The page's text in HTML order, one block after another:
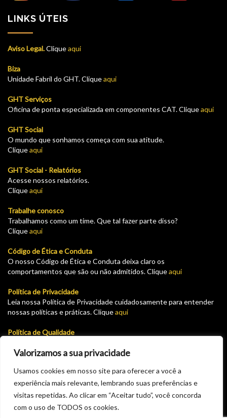
Valorizamos a sua privacidade
Usamos cookies em nosso site para oferecer a você a
experiência mais relevante, lembrando suas preferências e
visitas repetidas. Ao clicar em “Aceitar tudo”, você concorda
com o uso de TODOS os cookies.
LINKS ÚTEIS
Aviso Legal.Cliqueaqui
Biza
Unidade Fabril do GHT. Cliqueaqui
GHT Serviços
Oficina de ponta especializada em componentes CAT. Cliqueaqui
GHT Social
O mundo que sonhamos começa com sua atitude.
Cliqueaqui
GHT Social - Relatórios
Acesse nossos relatórios.
Cliqueaqui
Trabalhe conosco
Trabalhamos como um time. Que tal fazer parte disso?
Cliqueaqui
Código de Ética e Conduta
O nosso Código de Ética e Conduta deixa claro os
comportamentos que são ou não admitidos. Cliqueaqui
Política de Privacidade
Leia nossa Política de Privacidade cuidadosamente para entender
nossas políticas e práticas. Cliqueaqui
Política de Qualidade
entender nossas políticas e práticas. Clique
Plataforma para solicitar cadastro como fornecedor do GHT.
Solicite seu pré cadastro aqui e aguarde a aprovação via email.
Cliqueaqui